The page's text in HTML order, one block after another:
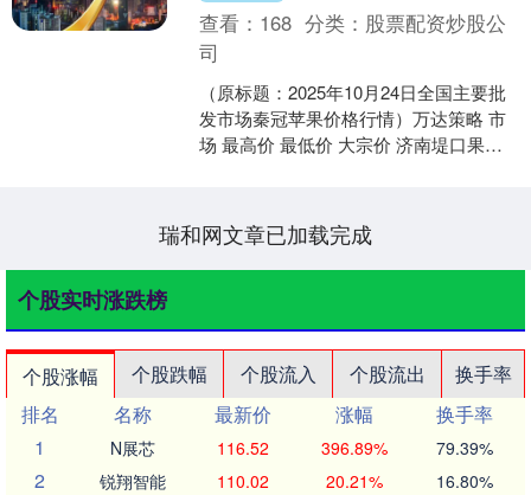
查看： 168 分类： 股票配资炒股公
司
（原标题：2025年10月24日全国主要批
发市场秦冠苹果价格行情）万达策略 市
场 最高价 最低价 大宗价 济南堤口果品
瑞和网文章已加载完成
个股实时涨跌榜
个股涨幅 个股跌幅 个股流入 个股流出
换手率
排名
名称 最新价 涨幅
换手率
1
N展芯 116.52 396.89% 79.39%
2 锐翔智能 110.02 20.21% 16.80%